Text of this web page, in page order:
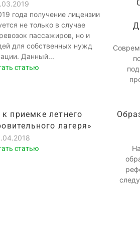
года получение лицензии
не только в случае
пассажиров, но и
для собственных нужд
Данный...
статью
приемке летнего
лагеря»
статью